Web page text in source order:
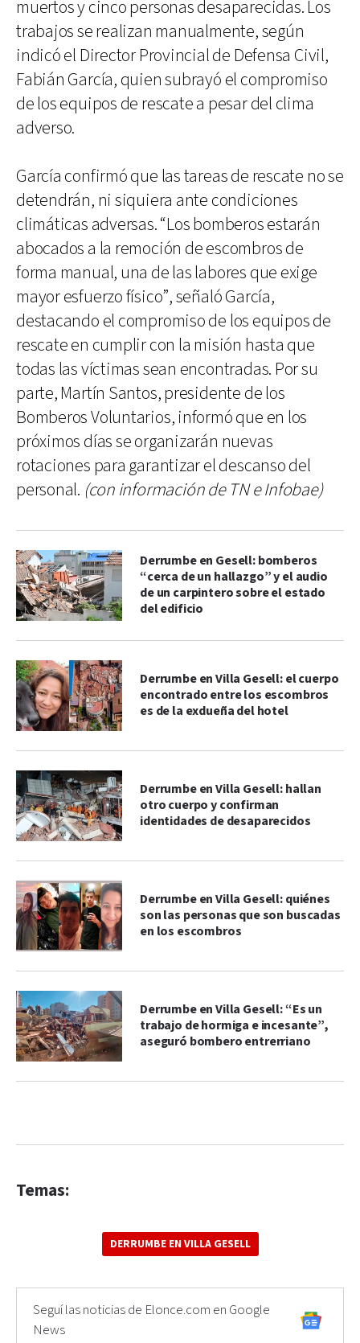
muertos y cinco personas desaparecidas. Los
trabajos se realizan manualmente, según
indicó el Director Provincial de Defensa Civil,
Fabián García, quien subrayó el compromiso
de los equipos de rescate a pesar del clima
adverso.
García confirmó que las tareas de rescate no se
detendrán, ni siquiera ante condiciones
climáticas adversas. “Los bomberos estarán
abocados a la remoción de escombros de
forma manual, una de las labores que exige
mayor esfuerzo físico”, señaló García,
destacando el compromiso de los equipos de
rescate en cumplir con la misión hasta que
todas las víctimas sean encontradas. Por su
parte, Martín Santos, presidente de los
Bomberos Voluntarios, informó que en los
próximos días se organizarán nuevas
rotaciones para garantizar el descanso del
personal. (con información de TN e Infobae)
Derrumbe en Gesell: bomberos
“cerca de un hallazgo” y el audio
de un carpintero sobre el estado
del edificio
Derrumbe en Villa Gesell: el cuerpo
encontrado entre los escombros
es de la exdueña del hotel
Derrumbe en Villa Gesell: hallan
otro cuerpo y confirman
identidades de desaparecidos
Derrumbe en Villa Gesell: quiénes
son las personas que son buscadas
en los escombros
Derrumbe en Villa Gesell: “Es un
trabajo de hormiga e incesante”,
aseguró bombero entrerriano
Temas:
DERRUMBE EN VILLA GESELL
Seguí las noticias de Elonce.com en Google
News